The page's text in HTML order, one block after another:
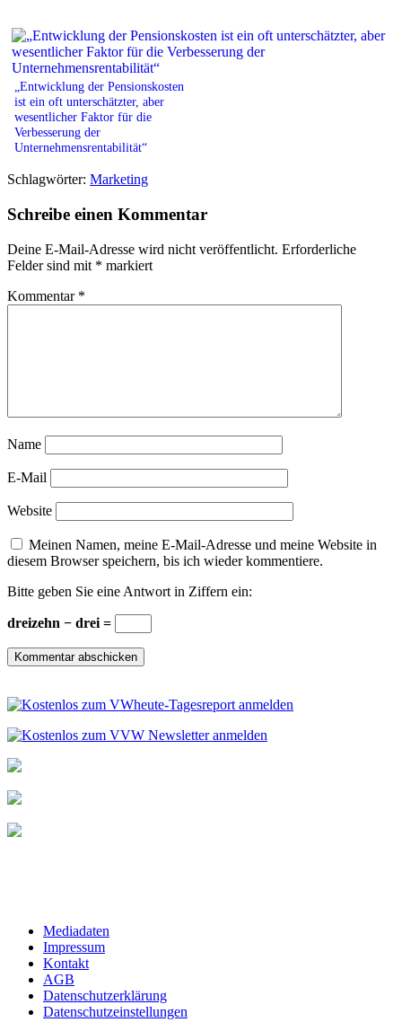
„Entwicklung der Pensionskosten
ist ein oft unterschätzter, aber
wesentlicher Faktor für die
Verbesserung der
Unternehmensrentabilität“
Schlagwörter: Marketing
Schreibe einen Kommentar
Deine E-Mail-Adresse wird nicht veröffentlicht. Erforderliche
Felder sind mit * markiert
Kommentar *
Name
E-Mail
Website
Meinen Namen, meine E-Mail-Adresse und meine Website in
diesem Browser speichern, bis ich wieder kommentiere.
Bitte geben Sie eine Antwort in Ziffern ein:
dreizehn − drei =
Mediadaten
Impressum
Kontakt
AGB
Datenschutzerklärung
Datenschutzeinstellungen